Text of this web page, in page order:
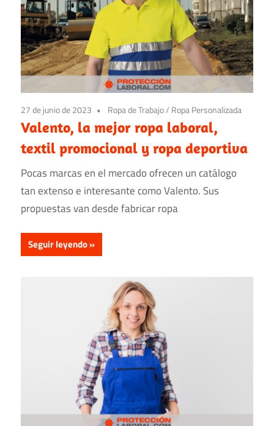
27 de junio de 2023 Ropa de Trabajo/ Ropa Personalizada
Valento, la mejor ropa laboral,
textil promocional y ropa deportiva
Pocas marcas en el mercado ofrecen un catálogo
tan extenso e interesante como Valento. Sus
propuestas van desde fabricar ropa
Seguir leyendo